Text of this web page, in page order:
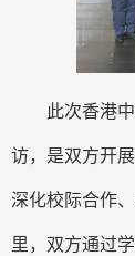
此次香港
访，是双方开
深化校际合作
里，双方通过